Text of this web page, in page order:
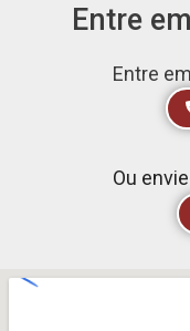
Entre
Entre
Ou